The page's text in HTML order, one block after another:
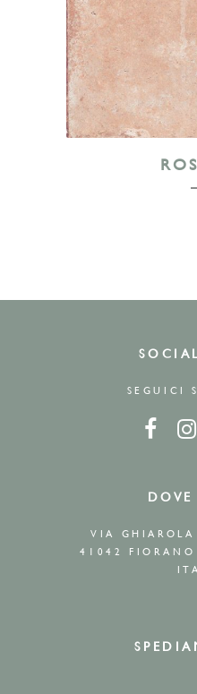
SEGUICI
VIA
41042 FIORANO